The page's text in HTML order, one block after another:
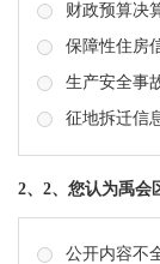
财政预算决
保障性住房
生产安全事
征地拆迁信
2、2、您认为禹会
公开内容不